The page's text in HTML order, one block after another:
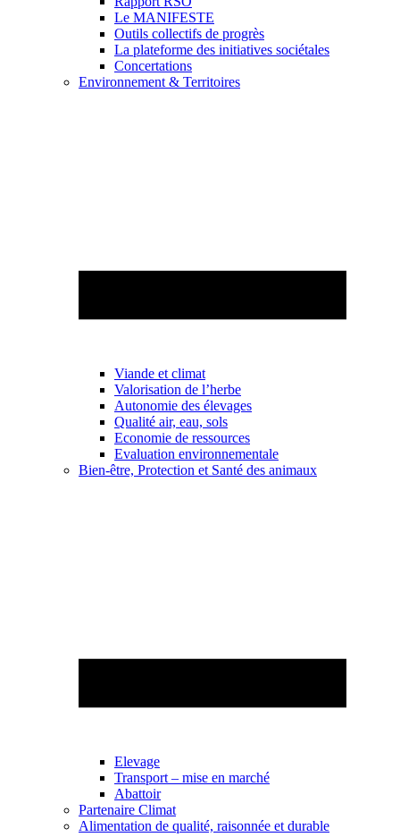
Le MANIFESTE
Outils collectifs de progrès
La plateforme des initiatives sociétales
Concertations
Environnement & Territoires
Viande et climat
Valorisation de l’herbe
Autonomie des élevages
Qualité air, eau, sols
Economie de ressources
Evaluation environnementale
Bien-être, Protection et Santé des animaux
Elevage
Transport – mise en marché
Abattoir
Partenaire Climat
Alimentation de qualité, raisonnée et durable